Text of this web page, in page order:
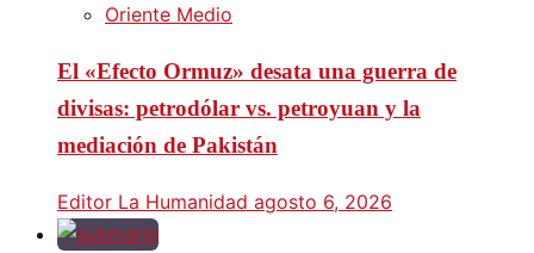
Oriente Medio
El «Efecto Ormuz» desata una guerra de
divisas: petrodólar vs. petroyuan y la
mediación de Pakistán
Editor La Humanidad agosto 6, 2026